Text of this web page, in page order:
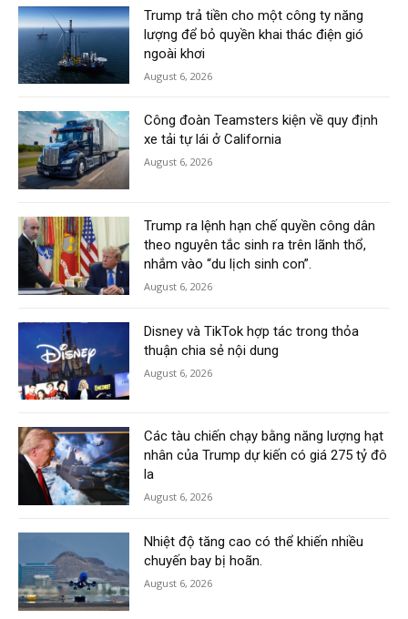
Trump trả tiền cho một công ty năng
lượng để bỏ quyền khai thác điện gió
ngoài khơi
August 6, 2026
Công đoàn Teamsters kiện về quy định
xe tải tự lái ở California
August 6, 2026
Trump ra lệnh hạn chế quyền công dân
theo nguyên tắc sinh ra trên lãnh thổ,
nhắm vào “du lịch sinh con”.
August 6, 2026
Disney và TikTok hợp tác trong thỏa
thuận chia sẻ nội dung
August 6, 2026
Các tàu chiến chạy bằng năng lượng hạt
nhân của Trump dự kiến có giá 275 tỷ đô
la
August 6, 2026
Nhiệt độ tăng cao có thể khiến nhiều
chuyến bay bị hoãn.
August 6, 2026